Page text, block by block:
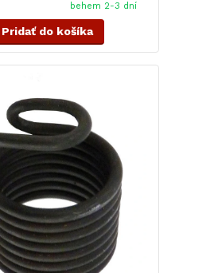
behem 2-3 dní
Pridať do košíka